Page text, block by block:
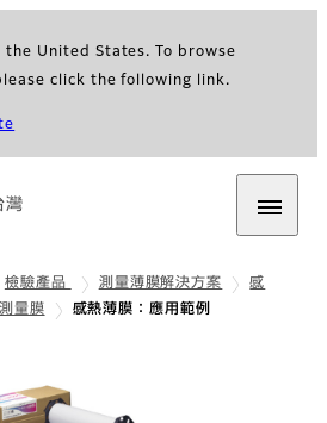
the United States. To browse
click the following link.
灣
檢驗產品 測量薄膜解決方案
感
量膜
感熱薄膜：應用範例